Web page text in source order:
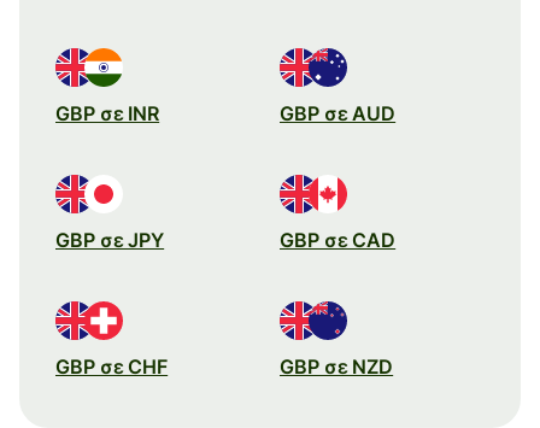
GBP σε INR GBP σε AUD
GBP σε JPY GBP σε CAD
GBP σε CHF GBP σε NZD